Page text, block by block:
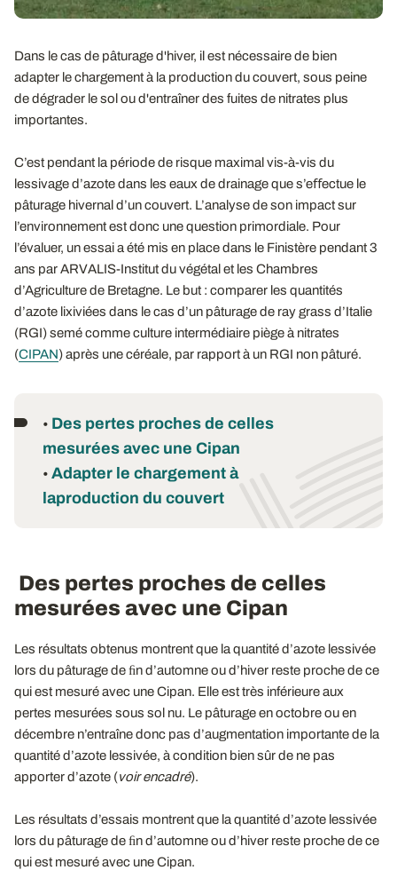
Dans le cas de pâturage d'hiver, il est nécessaire de bien
adapter le chargement à la production du couvert, sous peine
de dégrader le sol ou d'entraîner des fuites de nitrates plus
importantes.
C’est pendant la période de risque maximal vis-à-vis du
lessivage d’azote dans les eaux de drainage que s’eﬀectue le
pâturage hivernal d’un couvert. L’analyse de son impact sur
l’environnement est donc une question primordiale. Pour
l’évaluer, un essai a été mis en place dans le Finistère pendant 3
ans par ARVALIS-Institut du végétal et les Chambres
d’Agriculture de Bretagne. Le but : comparer les quantités
d’azote lixiviées dans le cas d’un pâturage de ray grass d’Italie
(RGI) semé comme culture intermédiaire piège à nitrates
(CIPAN) après une céréale, par rapport à un RGI non pâturé.
• Des pertes proches de celles
mesurées avec une Cipan
• Adapter le chargement à
laproduction du couvert
Des pertes proches de celles
mesurées avec une Cipan
Les résultats obtenus montrent que la quantité d’azote lessivée
lors du pâturage de ﬁn d’automne ou d’hiver reste proche de ce
qui est mesuré avec une Cipan. Elle est très inférieure aux
pertes mesurées sous sol nu. Le pâturage en octobre ou en
décembre n’entraîne donc pas d’augmentation importante de la
quantité d’azote lessivée, à condition bien sûr de ne pas
apporter d’azote (voir encadré).
Les résultats d’essais montrent que la quantité d’azote lessivée
lors du pâturage de ﬁn d’automne ou d’hiver reste proche de ce
qui est mesuré avec une Cipan.